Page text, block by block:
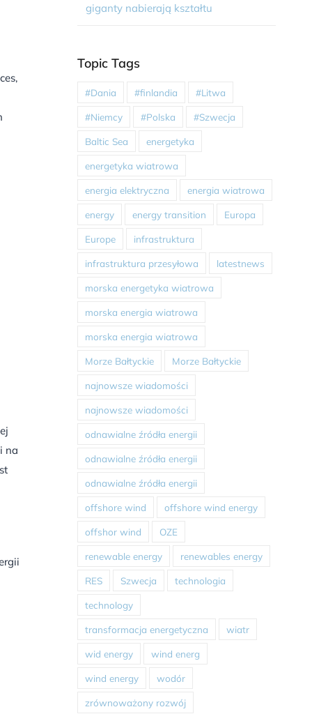
na
giganty nabierają kształtu
Topic Tags
#Dania #finlandia #Litwa
#Niemcy #Polska #Szwecja
Baltic Sea energetyka
energetyka wiatrowa
energia elektryczna energia wiatrowa
energy energy transition Europa
Europe infrastruktura
infrastruktura przesyłowa latestnews
morska energetyka wiatrowa
morska energia wiatrowa
morska energia wiatrowa
Morze Bałtyckie Morze Bałtyckie
najnowsze wiadomości
najnowsze wiadomości
odnawialne źródła energii
odnawialne źródła energii
odnawialne źródła energii
offshore wind offshore wind energy
offshor wind OZE
renewable energy renewables energy
RES Szwecja technologia
technology
transformacja energetyczna wiatr
wid energy wind energ
wind energy wodór
zrównoważony rozwój